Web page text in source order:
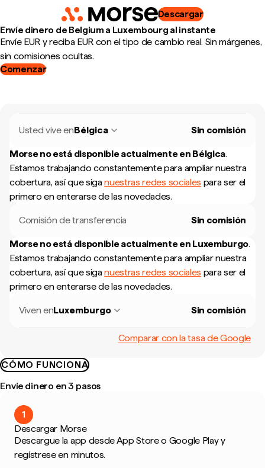
Descargar
Envíe dinero de Belgium a Luxembourg al instante
Envíe EUR y reciba EUR con el tipo de cambio real. Sin márgenes,
sin comisiones ocultas.
Comenzar
Usted vive enBélgica Sin comisión
Morse no está disponible actualmente en Bélgica.
Estamos trabajando constantemente para ampliar nuestra
cobertura, así que siganuestras redes sociales para ser el
primero en enterarse de las novedades.
Comisión de transferencia Sin comisión
Morse no está disponible actualmente en Luxemburgo.
Estamos trabajando constantemente para ampliar nuestra
cobertura, así que siganuestras redes sociales para ser el
primero en enterarse de las novedades.
Viven enLuxemburgo Sin comisión
Comparar con la tasa de Google
CÓMO FUNCIONA
Envíe dinero en 3 pasos
1
Descargar Morse
Descargue la app desde App Store o Google Play y
regístrese en minutos.